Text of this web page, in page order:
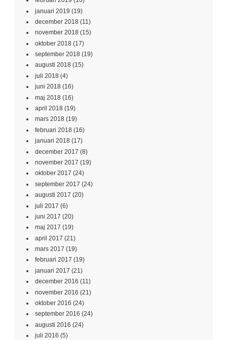
januari 2019 (19)
december 2018 (11)
november 2018 (15)
oktober 2018 (17)
september 2018 (19)
augusti 2018 (15)
juli 2018 (4)
juni 2018 (16)
maj 2018 (16)
april 2018 (19)
mars 2018 (19)
februari 2018 (16)
januari 2018 (17)
december 2017 (8)
november 2017 (19)
oktober 2017 (24)
september 2017 (24)
augusti 2017 (20)
juli 2017 (6)
juni 2017 (20)
maj 2017 (19)
april 2017 (21)
mars 2017 (19)
februari 2017 (19)
januari 2017 (21)
december 2016 (11)
november 2016 (21)
oktober 2016 (24)
september 2016 (24)
augusti 2016 (24)
juli 2016 (5)